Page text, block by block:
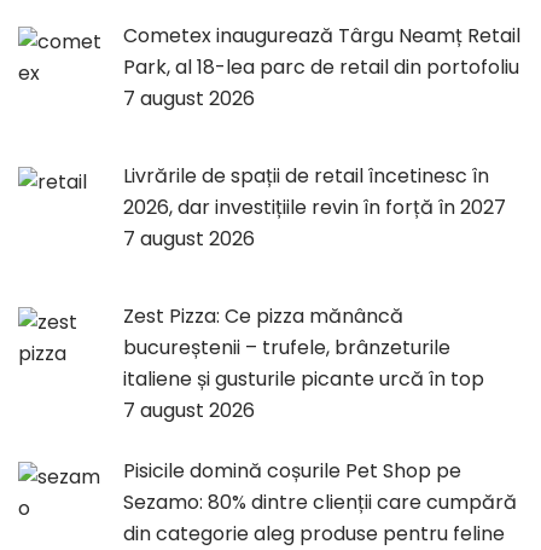
Cometex inaugurează Târgu Neamț Retail
Park, al 18-lea parc de retail din portofoliu
7 august 2026
Livrările de spații de retail încetinesc în
2026, dar investițiile revin în forță în 2027
7 august 2026
Zest Pizza: Ce pizza mănâncă
bucureștenii – trufele, brânzeturile
italiene și gusturile picante urcă în top
7 august 2026
Pisicile domină coșurile Pet Shop pe
Sezamo: 80% dintre clienții care cumpără
din categorie aleg produse pentru feline